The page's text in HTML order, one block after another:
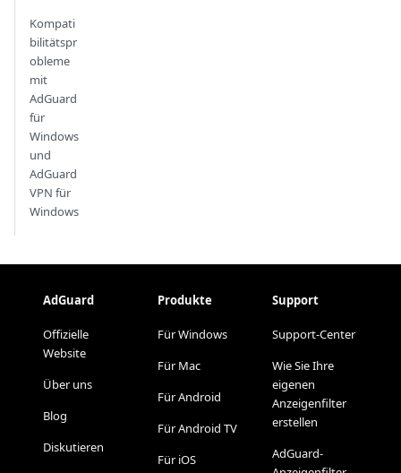
Kompati
bilitätspr
obleme
mit
AdGuard
für
Windows
und
AdGuard
VPN für
Windows
AdGuard
Offizielle
Website
Über uns
Blog
Diskutieren
Produkte
Für Windows
Für Mac
Für Android
Für Android TV
Für iOS
Support
Support-Center
Wie Sie Ihre
eigenen
Anzeigenfilter
erstellen
AdGuard-